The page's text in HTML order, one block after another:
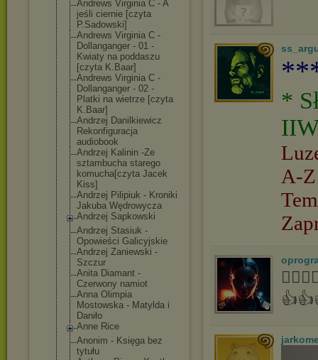
Andrews Virginia C - A
jeśli ciernie [czyta
P.Sadowski]
Andrews Virginia C -
Dollanganger - 01 -
Kwiaty na poddaszu
[czyta K.Baar]
Andrews Virginia C -
Dollanganger - 02 -
Platki na wietrze [czyta
K.Baar]
Andrzej Danilkiewicz
Rekonfiguracja
audiobook
Andrzej Kalinin -Ze
sztambucha starego
komucha[czyta Jacek
Kiss]
Andrzej Pilipiuk - Kroniki
Jakuba Wędrowycza
Andrzej Sapkowski
Andrzej Stasiuk -
Opowieści Galicyjskie
Andrzej Zaniewski -
Szczur
Anita Diamant -
Czerwony namiot
Anna Olimpia
Mostowska - Matylda i
Daniło
Anne Rice
Anonim - Księga bez
tytułu
*
A-